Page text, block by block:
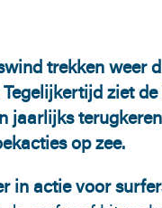
trekken weer
ziet
jaarlijks
op zee.
in actie voor